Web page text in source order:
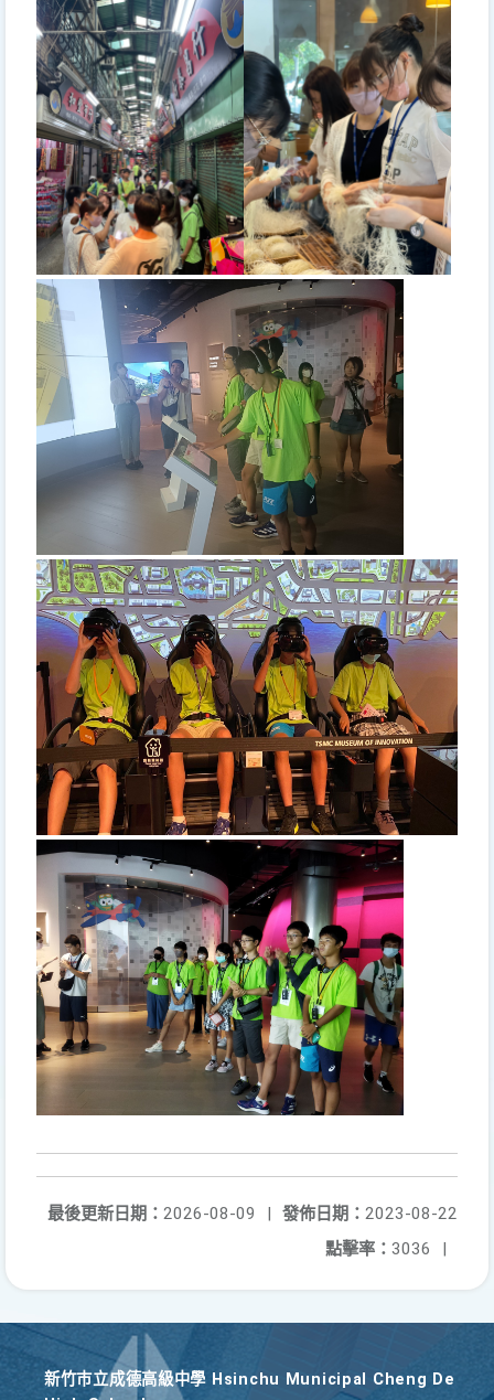
發佈日期： 2023-08-22
最後更新日期： 2026-08-09
|
點擊率： 3036 |
新竹巿立成德高級中學 Hsinchu Municipal Cheng De